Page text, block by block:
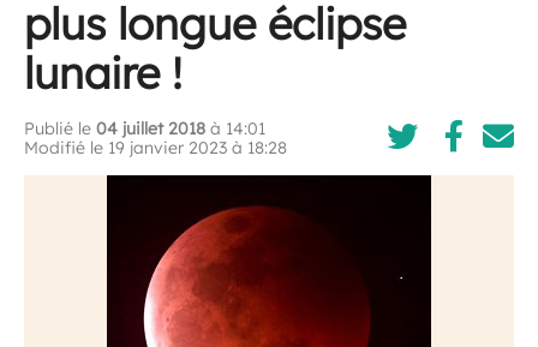
plus longue éclipse
lunaire !
Publié le 04 juillet 2018 à 14:01
Modifié le 19 janvier 2023 à 18:28